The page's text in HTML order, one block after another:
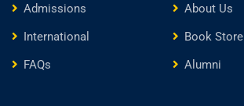
Admissions
About Us
International
Book Store
FAQs
Alumni